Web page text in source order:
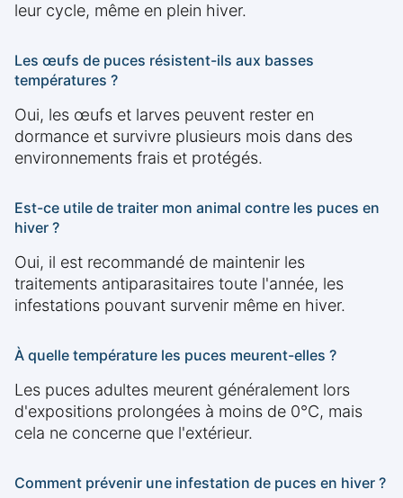
leur cycle, même en plein hiver.
Les œufs de puces résistent-ils aux basses
températures ?
Oui, les œufs et larves peuvent rester en
dormance et survivre plusieurs mois dans des
environnements frais et protégés.
Est-ce utile de traiter mon animal contre les puces en
hiver ?
Oui, il est recommandé de maintenir les
traitements antiparasitaires toute l'année, les
infestations pouvant survenir même en hiver.
À quelle température les puces meurent-elles ?
Les puces adultes meurent généralement lors
d'expositions prolongées à moins de 0°C, mais
cela ne concerne que l'extérieur.
Comment prévenir une infestation de puces en hiver ?